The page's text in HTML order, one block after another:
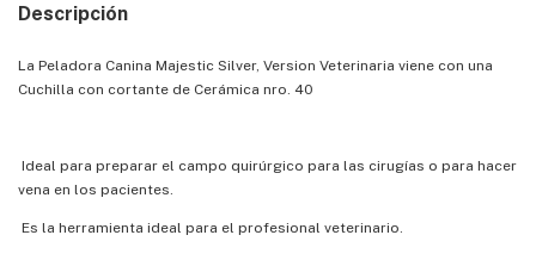
Descripción
La Peladora Canina Majestic Silver, Version Veterinaria viene con una
Cuchilla con cortante de Cerámica nro. 40
Ideal para preparar el campo quirúrgico para las cirugías o para hacer
vena en los pacientes.
Es la herramienta ideal para el profesional veterinario.